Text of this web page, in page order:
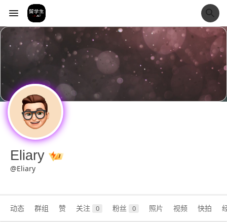
经验市
Eliary
@Eliary
动态 群组 赞 关注 0 粉丝 0 照片 视频 快拍